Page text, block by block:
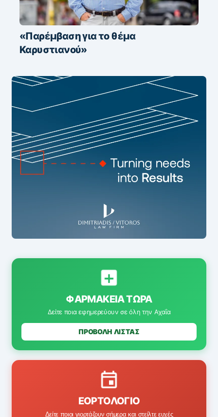
«Παρέμβαση για το θέμα
Καρυστιανού»
ΦΑΡΜΑΚΕΊΑ ΤΏΡΑ
Δείτε ποια εφημερεύουν σε όλη την Αχαΐα
ΠΡΟΒΟΛΗ ΛΙΣΤΑΣ
ΕΟΡΤΟΛΌΓΙΟ
Δείτε ποιοι γιορτάζουν σήμερα και στείλτε ευχές